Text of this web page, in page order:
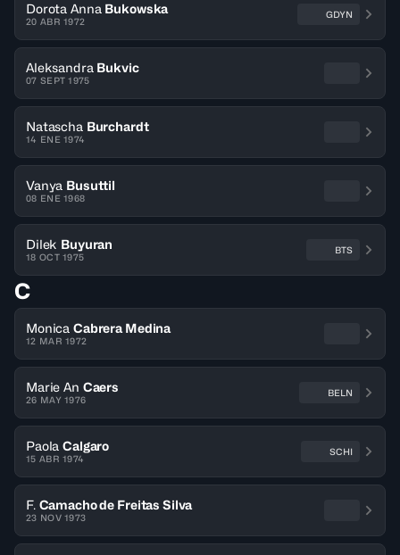
Dorota Anna Bukowska
20 ABR 1972
GDYN
Aleksandra Bukvic
07 SEPT 1975
Natascha Burchardt
14 ENE 1974
Vanya Busuttil
08 ENE 1968
Dilek Buyuran
18 OCT 1975
BTS
C
Monica Cabrera Medina
12 MAR 1972
Marie An Caers
26 MAY 1976
BELN
Paola Calgaro
15 ABR 1974
SCHI
F. Camacho de Freitas Silva
23 NOV 1973